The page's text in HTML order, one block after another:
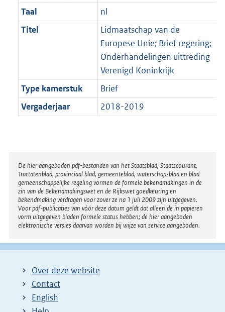
Taal
nl
Titel
Lidmaatschap van de
Europese Unie; Brief regering;
Onderhandelingen uittreding
Verenigd Koninkrijk
Type kamerstuk
Brief
Vergaderjaar
2018-2019
Disclaimer
De hier aangeboden pdf-bestanden van het Staatsblad, Staatscourant,
Tractatenblad, provinciaal blad, gemeenteblad, waterschapsblad en blad
gemeenschappelijke regeling vormen de formele bekendmakingen in de
zin van de Bekendmakingswet en de Rijkswet goedkeuring en
bekendmaking verdragen voor zover ze na 1 juli 2009 zijn uitgegeven.
Voor pdf-publicaties van vóór deze datum geldt dat alleen de in papieren
vorm uitgegeven bladen formele status hebben; de hier aangeboden
elektronische versies daarvan worden bij wijze van service aangeboden.
Over deze website
Contact
English